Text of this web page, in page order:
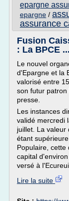
epargne
epargne /
assurance
Fusion
: La BPCE ...
Le nouvel
d'Epargne et la
valorisé entre
son futur
presse.
Les instances
validé mercredi
juillet. La valeur
étant
Populaire,
capital
versé à
Lire la suite